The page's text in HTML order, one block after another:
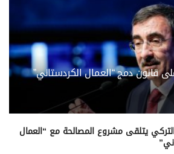
قانون دمج “العمال الكردستاني”
التركي يتلقى مشروع المصالحة مع “العمال